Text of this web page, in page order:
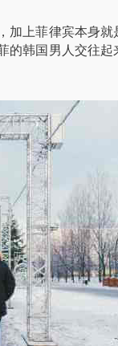
加上菲律宾本身
韩国男人交往